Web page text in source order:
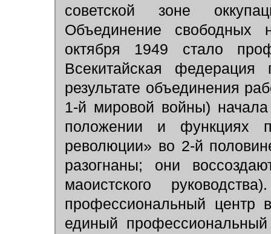
советской зоне
Объединение свободных
октября 1949 стало
Всекитайская
результате объединения
1-й мировой войны)
положении и функциях
революции» во 2-й
разогнаны; они
маоистского
профессиональный
единый